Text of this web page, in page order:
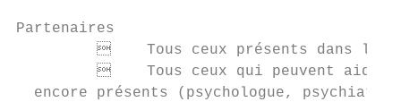
Partenaires
    Tous ceux présents dans les
    Tous ceux qui peuvent aider
encore présents (psychologue,